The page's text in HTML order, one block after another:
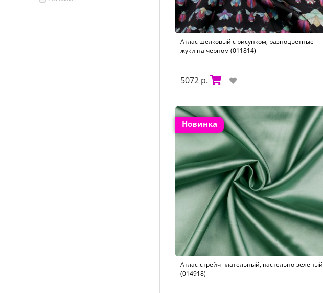
Атлас шелковый с рисунком, разноцветные
жуки на черном (011814)
5072 р.
Новинка
Атлас-стрейч плательный, пастельно-зеленый
(014918)